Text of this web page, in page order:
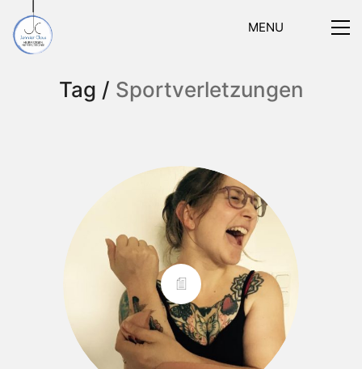
MENU
Tag / Sportverletzungen